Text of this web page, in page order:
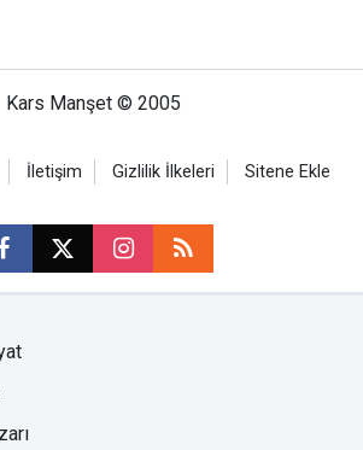
Kars Manşet © 2005
İletişim Gizlilik İlkeleri Sitene Ekle